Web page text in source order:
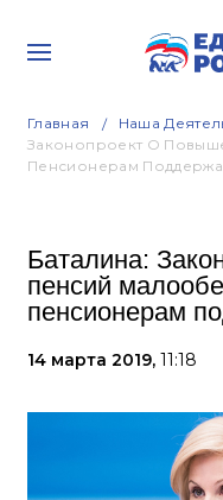
Главная Наша
Законопроект О
Пенсионерам
Баталина:
пенсий
пенсионерам
14 марта 2019, 11:18